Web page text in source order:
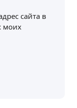
сайта в
моих